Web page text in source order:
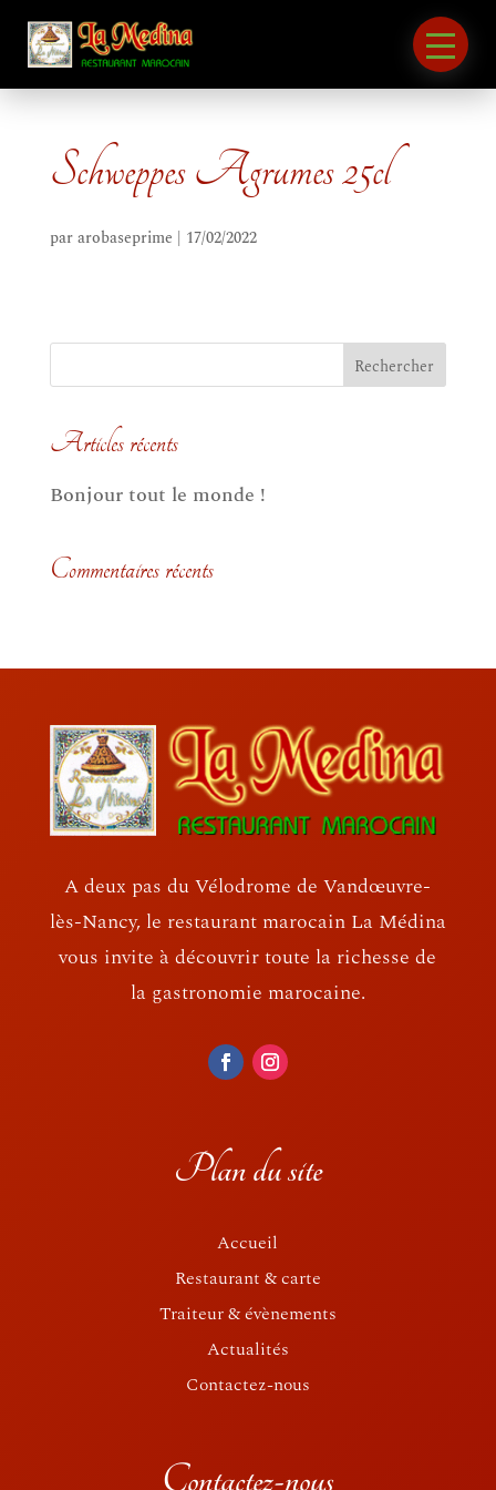
Schweppes Agrumes 25cl
pararobaseprime | 17/02/2022
Articles récents
Bonjour tout le monde !
Commentaires récents
A deux pas du Vélodrome de Vandœuvre-
lès-Nancy, le restaurant marocain La Médina
vous invite à découvrir toute la richesse de
la gastronomie marocaine.
Plan du site
Accueil
Restaurant & carte
Traiteur & évènements
Actualités
Contactez-nous
Contactez-nous